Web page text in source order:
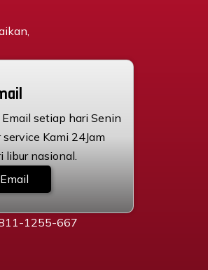
setiap hari Senin
Kami 24Jam
libur nasional.
Email
1255-667